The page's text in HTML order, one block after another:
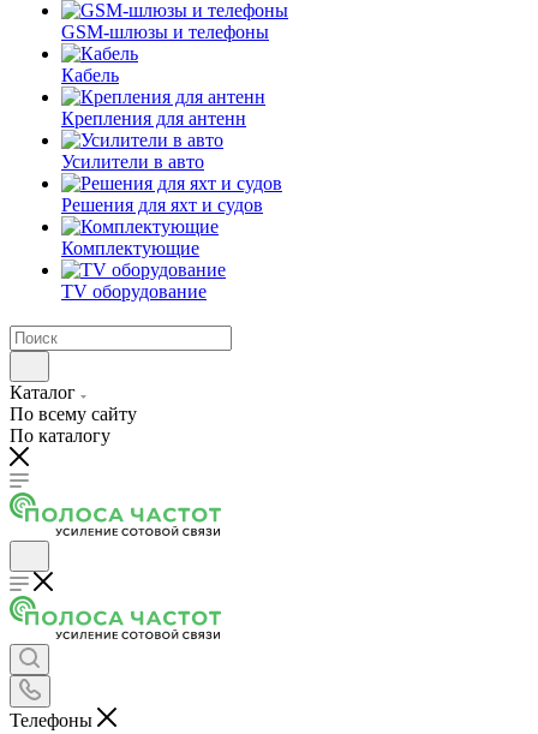
GSM-шлюзы и телефоны
Кабель
Крепления для антенн
Усилители в авто
Решения для яхт и судов
Комплектующие
TV оборудование
Каталог
По всему сайту
По каталогу
Телефоны